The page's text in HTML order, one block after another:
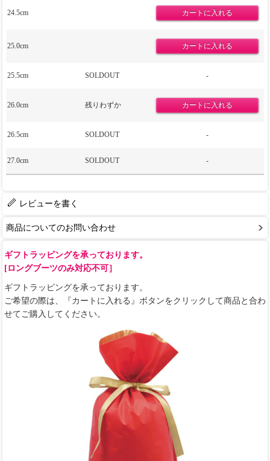
24.5cm
25.0cm
25.5cm SOLDOUT -
26.0cm 残りわずか
26.5cm SOLDOUT -
27.0cm SOLDOUT -
レビューを書く
商品についてのお問い合わせ
ギフトラッピングを承っております。
[ロングブーツのみ対応不可］
ギフトラッピングを承っております。
ご希望の際は、『カートに入れる』ボタンをクリックして商品と合わ
せてご購入してください。